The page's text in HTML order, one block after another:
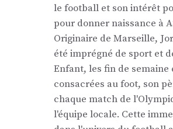
le football et son intérêt
pour donner naissance à
Originaire de Marseille,
été imprégné de sport et
Enfant, les fin de semaine
consacrées au foot, son
chaque match de
l'équipe locale. Cette